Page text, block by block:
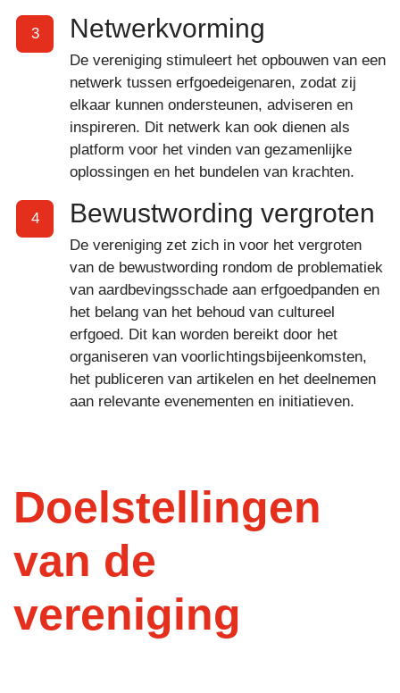
3 Netwerkvorming
De vereniging stimuleert het opbouwen van een
netwerk tussen erfgoedeigenaren, zodat zij
elkaar kunnen ondersteunen, adviseren en
inspireren. Dit netwerk kan ook dienen als
platform voor het vinden van gezamenlijke
oplossingen en het bundelen van krachten.
4 Bewustwording vergroten
De vereniging zet zich in voor het vergroten
van de bewustwording rondom de problematiek
van aardbevingsschade aan erfgoedpanden en
het belang van het behoud van cultureel
erfgoed. Dit kan worden bereikt door het
organiseren van voorlichtingsbijeenkomsten,
het publiceren van artikelen en het deelnemen
aan relevante evenementen en initiatieven.
Doelstellingen
van de
vereniging